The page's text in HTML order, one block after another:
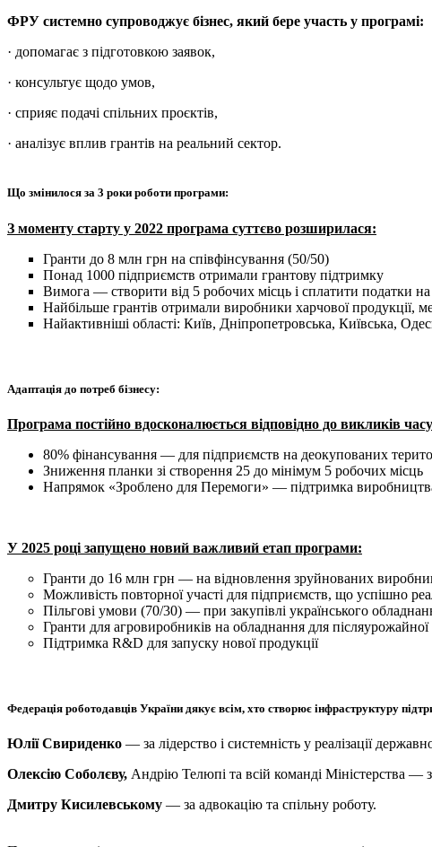
ФРУ системно супроводжує бізнес, який бере участь у програмі:
· допомагає з підготовкою заявок,
· консультує щодо умов,
· сприяє подачі спільних проєктів,
· аналізує вплив грантів на реальний сектор.
Що змінилося за 3 роки роботи програми:
З моменту старту у 2022 програма суттєво розширилася:
Гранти до 8 млн грн на співфінсування (50/50)
Понад 1000 підприємств отримали грантову підтримку
Вимога — створити від 5 робочих місць і сплатити податки
Найбільше грантів отримали виробники харчової продукції,
Найактивніші області: Київ, Дніпропетровська, Київська,
Адаптація до потреб бізнесу:
Програма постійно вдосконалюється відповідно до викликів
80% фінансування — для підприємств на деокупованих
Зниження планки зі створення 25 до мінімум 5 робочих місць
Напрямок «Зроблено для Перемоги» — підтримка
У 2025 році запущено новий важливий етап програми:
Гранти до 16 млн грн — на відновлення зруйнованих
Можливість повторної участі для підприємств, що успішно
Пільгові умови (70/30) — при закупівлі українського
Гранти для агровиробників на обладнання для
Підтримка R&D для запуску нової продукції
Федерація роботодавців України дякує всім, хто створює інфраструктуру
Юлії Свириденко — за лідерство і системність у реалізації
Олексію Соболєву, Андрію Телюпі та всій команді Міністерства —
Дмитру Кисилевському — за адвокацію та спільну роботу.